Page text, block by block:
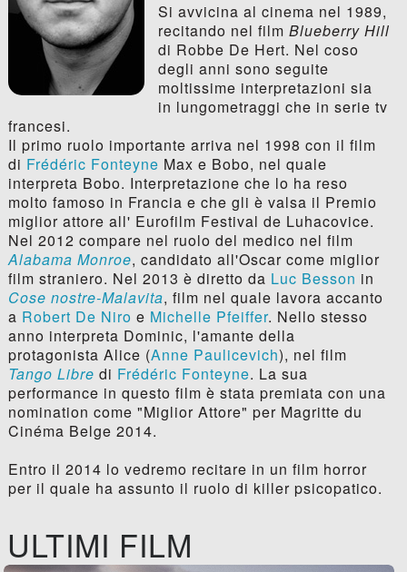
Si avvicina al cinema nel 1989,
recitando nel film Blueberry Hill
di Robbe De Hert. Nel coso
degli anni sono seguite
moltissime interpretazioni sia
in lungometraggi che in serie tv
francesi.
Il primo ruolo importante arriva nel 1998 con il film
di Frédéric Fonteyne Max e Bobo, nel quale
interpreta Bobo. Interpretazione che lo ha reso
molto famoso in Francia e che gli è valsa il Premio
miglior attore all' Eurofilm Festival de Luhacovice.
Nel 2012 compare nel ruolo del medico nel film
Alabama Monroe, candidato all'Oscar come miglior
film straniero. Nel 2013 è diretto da Luc Besson in
Cose nostre-Malavita, film nel quale lavora accanto
a Robert De Niro e Michelle Pfeiffer. Nello stesso
anno interpreta Dominic, l'amante della
protagonista Alice (Anne Paulicevich), nel film
Tango Libre di Frédéric Fonteyne. La sua
performance in questo film è stata premiata con una
nomination come "Miglior Attore" per Magritte du
Cinéma Belge 2014.
Entro il 2014 lo vedremo recitare in un film horror
per il quale ha assunto il ruolo di killer psicopatico.
ULTIMI FILM